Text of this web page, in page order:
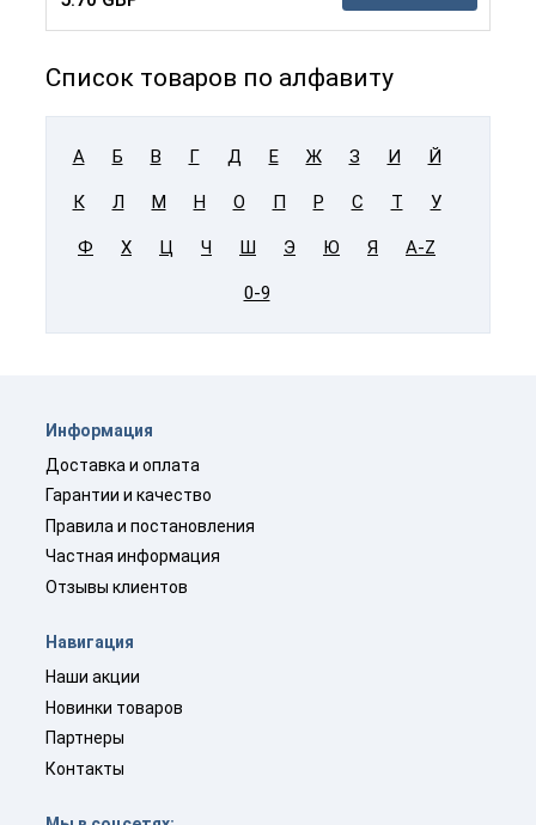
Список товаров по алфавиту
А Б В Г Д Е Ж З И Й
К Л М Н О П Р С Т У
Ф Х Ц Ч Ш Э Ю Я A-Z
0-9
Информация
Доставка и оплата
Гарантии и качество
Правила и постановления
Частная информация
Отзывы клиентов
Навигация
Наши акции
Новинки товаров
Партнеры
Контакты